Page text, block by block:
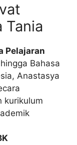
Tania
Pelajaran
Bahasa
Anastasya
kurikulum